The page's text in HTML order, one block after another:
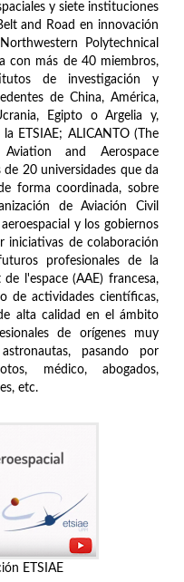
y siete instituciones
and Road en innovación
Polytechnical
con más de 40 miembros,
de investigación y
de China, América,
Egipto o Argelia y,
ETSIAE; ALICANTO (The
and Aerospace
20 universidades que da
forma coordinada, sobre
de Aviación Civil
y los gobiernos
iniciativas de colaboración
profesionales de la
l'espace (AAE) francesa,
de actividades científicas,
alta calidad en el ámbito
de orígenes muy
pasando por
médico, abogados,
etc.
ETSIAE